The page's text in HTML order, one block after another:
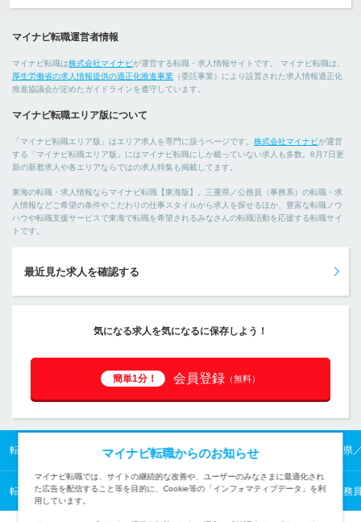
マイナビ転職運営者情報
マイナビ転職は株式会社マイナビが運営する転職・求人情報サイトです。 マイナビ転職は、
厚生労働省の求人情報提供の適正化推進事業 （委託事業）により設置された求人情報適正化
推進協議会が定めたガイドラインを遵守しています。
マイナビ転職エリア版について
「マイナビ転職エリア版」はエリア求人を専門に扱うページです。 株式会社マイナビが運営
する「マイナビ転職エリア版」にはマイナビ転職にしか載っていない求人も多数。8月7日更
新の新着求人や各エリアならではの求人特集も掲載してます。
東海の転職・求人情報ならマイナビ転職【東海版】。三重県／公務員（事務系）の転職・求
人情報などご希望の条件やこだわりの仕事スタイルから求人を探せるほか、豊富な転職ノウ
ハウや転職支援サービスで東海で転職を希望されるみなさんの転職活動を応援する転職サイ
トです。
最近見た求人を確認する
気になる求人を気になるに保存しよう！
簡単1分！ 会員登録 （無料）
転職TOP 東海の転職・求人情報TOP 三重県の転職・求人情報TOP 三重県
転職TOP 公共サービスから探す 公共サービスの転職・求人情報一覧 公務
マイナビ転職からのお知らせ
マイナビ転職では、サイトの継続的な改善や、ユーザーのみなさまに最適化され
た広告を配信すること等を目的に、Cookie等の「インフォマティブデータ」を利
用しています。